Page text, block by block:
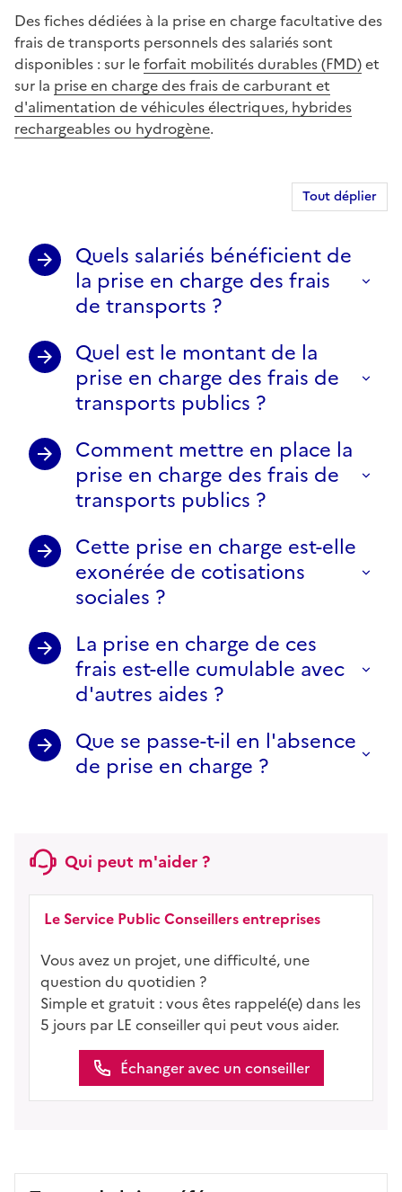
Des fiches dédiées à la prise en charge facultative des
frais de transports personnels des salariés sont
disponibles : sur leforfait mobilités durables (FMD)et
sur la prise en charge des frais de carburant et
d'alimentation de véhicules électriques, hybrides
rechargeables ou hydrogène.
Tout déplier
Quels salariés bénéficient de
la prise en charge des frais
de transports ?
Quel est le montant de la
prise en charge des frais de
transports publics ?
Comment mettre en place la
prise en charge des frais de
transports publics ?
Cette prise en charge est-elle
exonérée de cotisations
sociales ?
La prise en charge de ces
frais est-elle cumulable avec
d'autres aides ?
Que se passe-t-il en l'absence
de prise en charge ?
Qui peut m'aider ?
Le Service Public Conseillers entreprises
Vous avez un projet, une difficulté, une
question du quotidien ?
Simple et gratuit : vous êtes rappelé(e) dans les
5 jours par LE conseiller qui peut vous aider.
Échanger avec un conseiller